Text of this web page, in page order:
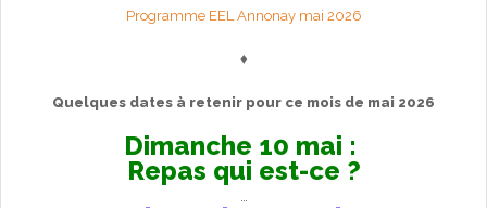
Programme EEL Annonay mai 2026
♦
Quelques dates à retenir pour ce mois de mai 2026
Dimanche 10 mai :
Repas qui est-ce ?
…